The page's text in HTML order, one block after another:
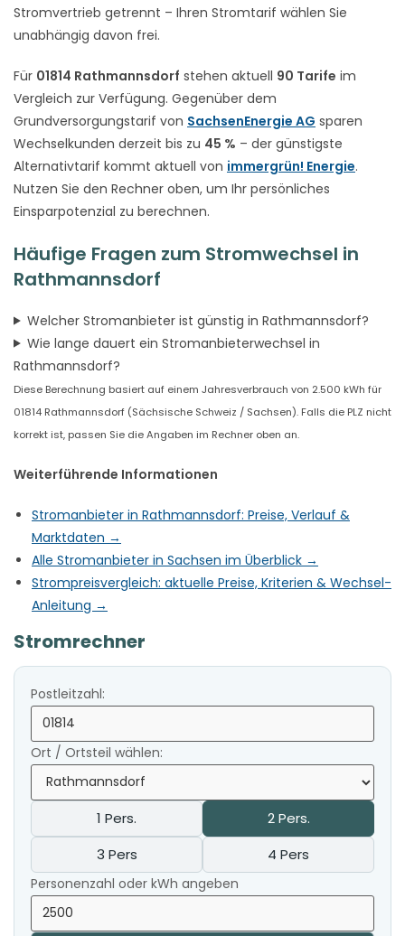
Stromvertrieb getrennt – Ihren Stromtarif wählen Sie
unabhängig davon frei.
Für 01814 Rathmannsdorf stehen aktuell 90 Tarife im
Vergleich zur Verfügung. Gegenüber dem
Grundversorgungstarif von SachsenEnergie AG sparen
Wechselkunden derzeit bis zu 45 % – der günstigste
Alternativtarif kommt aktuell von immergrün! Energie.
Nutzen Sie den Rechner oben, um Ihr persönliches
Einsparpotenzial zu berechnen.
Häufige Fragen zum Stromwechsel in
Rathmannsdorf
Welcher Stromanbieter ist günstig in Rathmannsdorf?
Wie lange dauert ein Stromanbieterwechsel in
Rathmannsdorf?
Diese Berechnung basiert auf einem Jahresverbrauch von 2.500 kWh für
01814 Rathmannsdorf (Sächsische Schweiz / Sachsen). Falls die PLZ nicht
korrekt ist, passen Sie die Angaben im Rechner oben an.
Weiterführende Informationen
Stromanbieter in Rathmannsdorf: Preise, Verlauf &
Marktdaten →
Alle Stromanbieter in Sachsen im Überblick →
Strompreisvergleich: aktuelle Preise, Kriterien & Wechsel-
Anleitung →
Stromrechner
Postleitzahl:
Ort / Ortsteil wählen:
1 Pers.
2 Pers.
3 Pers
4 Pers
Personenzahl oder kWh angeben